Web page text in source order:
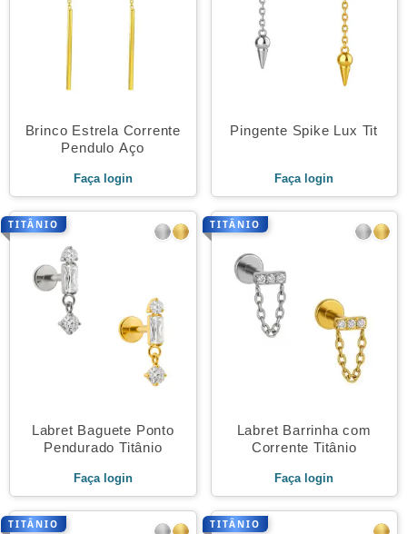
Brinco Estrela Corrente
Pendulo Aço
Faça login
Pingente Spike Lux Tit
Faça login
TITÂNIO
Labret Baguete Ponto
Pendurado Titânio
Faça login
TITÂNIO
Labret Barrinha com
Corrente Titânio
Faça login
TITÂNIO TITÂNIO